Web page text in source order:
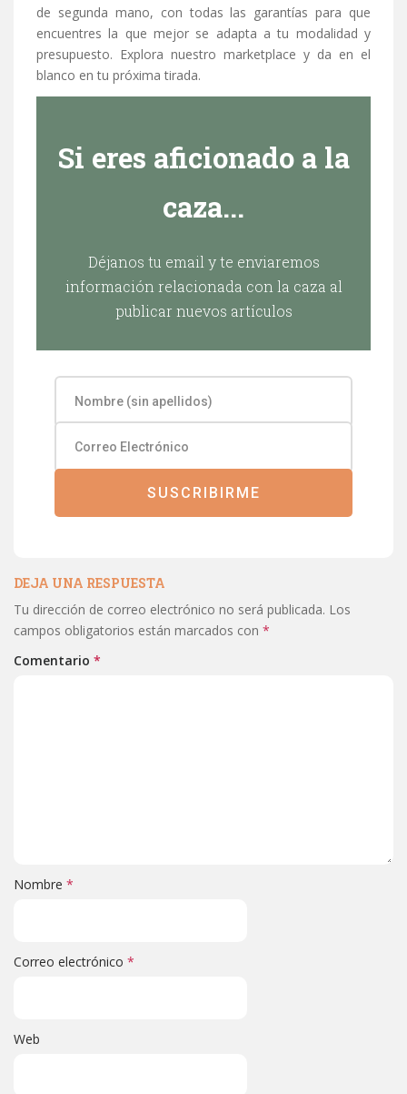
de segunda mano, con todas las garantías para que
encuentres la que mejor se adapta a tu modalidad y
presupuesto. Explora nuestro marketplace y da en el
blanco en tu próxima tirada.
Si eres aficionado a la
caza...
Déjanos tu email y te enviaremos
información relacionada con la caza al
publicar nuevos artículos
SUSCRIBIRME
DEJA UNA RESPUESTA
Tu dirección de correo electrónico no será publicada. Los
campos obligatorios están marcados con *
Comentario *
Nombre *
Correo electrónico *
Web